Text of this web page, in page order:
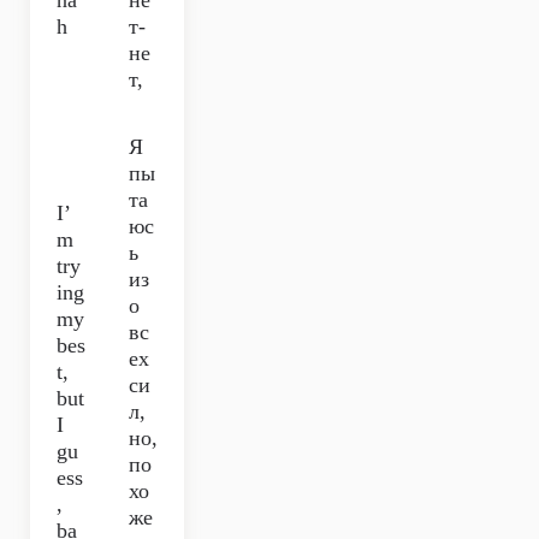
h
т-
не
т,
I’
m
try
ing
my
bes
t,
but
I
gu
ess
,
ba
Я
пы
та
юс
ь
из
о
вс
ех
си
л,
но,
по
хо
же